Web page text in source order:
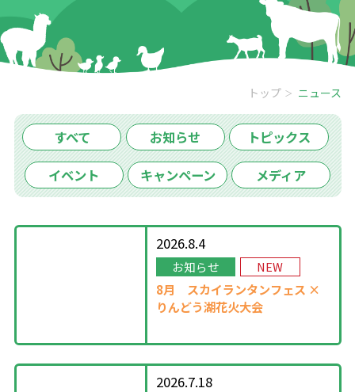
トップ ニュース
すべて お知らせ トピックス
イベント キャンペーン メディア
2026.8.4
お知らせ NEW
8月 スカイランタンフェス ×
りんどう湖花火大会
2026.7.18